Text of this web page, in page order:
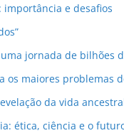
importância e desafios
jornada de bilhões
os maiores problemas
da vida
ética, ciência e o